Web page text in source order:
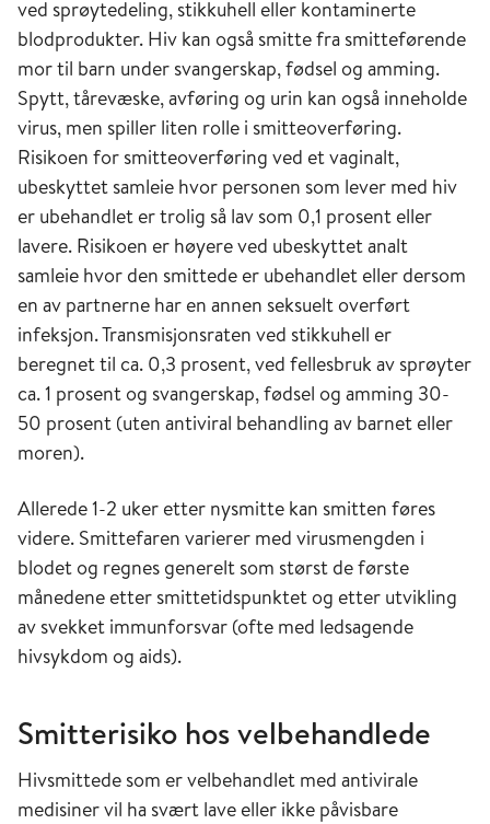
ved sprøytedeling, stikkuhell eller kontaminerte
blodprodukter. Hiv kan også smitte fra smitteførende
mor til barn under svangerskap, fødsel og amming.
Spytt, tårevæske, avføring og urin kan også inneholde
virus, men spiller liten rolle i smitteoverføring.
Risikoen for smitteoverføring ved et vaginalt,
ubeskyttet samleie hvor personen som lever med hiv
er ubehandlet er trolig så lav som 0,1 prosent eller
lavere. Risikoen er høyere ved ubeskyttet analt
samleie hvor den smittede er ubehandlet eller dersom
en av partnerne har en annen seksuelt overført
infeksjon. Transmisjonsraten ved stikkuhell er
beregnet til ca. 0,3 prosent, ved fellesbruk av sprøyter
ca. 1 prosent og svangerskap, fødsel og amming 30-
50 prosent (uten antiviral behandling av barnet eller
moren).
Allerede 1-2 uker etter nysmitte kan smitten føres
videre. Smittefaren varierer med virusmengden i
blodet og regnes generelt som størst de første
månedene etter smittetidspunktet og etter utvikling
av svekket immunforsvar (ofte med ledsagende
hivsykdom og aids).
Smitterisiko hos velbehandlede
Hivsmittede som er velbehandlet med antivirale
medisiner vil ha svært lave eller ikke påvisbare